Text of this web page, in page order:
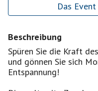
Das
Beschreibung
Spüren Sie die Kraft
und gönnen Sie sich
Entspannung!